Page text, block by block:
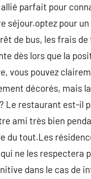
parfait pour
séjour.optez pour un
de bus, les frais
dès lors que la
vous pouvez
décorés, mais la
Le restaurant est-il
ami très bien
du tout.Les
ne les respectera
dans le cas de